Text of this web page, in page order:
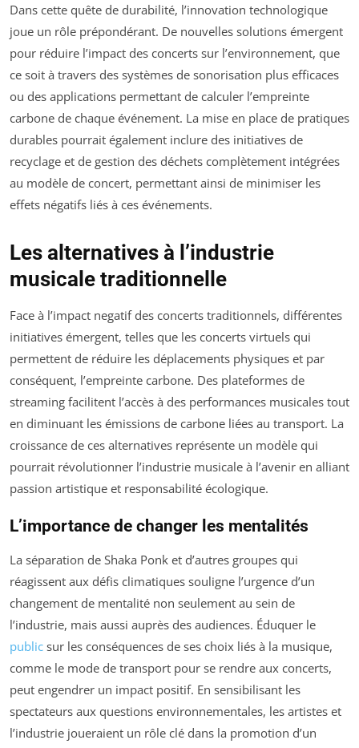
Dans cette quête de durabilité, l’innovation technologique
joue un rôle prépondérant. De nouvelles solutions émergent
pour réduire l’impact des concerts sur l’environnement, que
ce soit à travers des systèmes de sonorisation plus efficaces
ou des applications permettant de calculer l’empreinte
carbone de chaque événement. La mise en place de pratiques
durables pourrait également inclure des initiatives de
recyclage et de gestion des déchets complètement intégrées
au modèle de concert, permettant ainsi de minimiser les
effets négatifs liés à ces événements.
Les alternatives à l’industrie
musicale traditionnelle
Face à l’impact negatif des concerts traditionnels, différentes
initiatives émergent, telles que les concerts virtuels qui
permettent de réduire les déplacements physiques et par
conséquent, l’empreinte carbone. Des plateformes de
streaming facilitent l’accès à des performances musicales tout
en diminuant les émissions de carbone liées au transport. La
croissance de ces alternatives représente un modèle qui
pourrait révolutionner l’industrie musicale à l’avenir en alliant
passion artistique et responsabilité écologique.
L’importance de changer les mentalités
La séparation de Shaka Ponk et d’autres groupes qui
réagissent aux défis climatiques souligne l’urgence d’un
changement de mentalité non seulement au sein de
l’industrie, mais aussi auprès des audiences. Éduquer le
public sur les conséquences de ses choix liés à la musique,
comme le mode de transport pour se rendre aux concerts,
peut engendrer un impact positif. En sensibilisant les
spectateurs aux questions environnementales, les artistes et
l’industrie joueraient un rôle clé dans la promotion d’un